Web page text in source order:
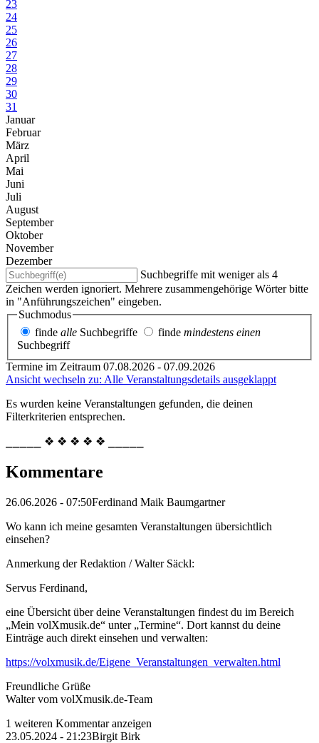
23
24
25
26
27
28
29
30
31
Januar
Februar
März
April
Mai
Juni
Juli
August
September
Oktober
November
Dezember
Suchbegriffe mit weniger als 4
Zeichen werden ignoriert. Mehrere zusammengehörige Wörter bitte
in "Anführungszeichen" eingeben.
Suchmodus
finde alle Suchbegriffe finde mindestens einen
Suchbegriff
Termine im Zeitraum 07.08.2026 - 07.09.2026
Ansicht wechseln zu: Alle Veranstaltungsdetails ausgeklappt
Es wurden keine Veranstaltungen gefunden, die deinen
Filterkriterien entsprechen.
⎯⎯⎯⎯⎯ ❖ ❖ ❖ ❖ ❖ ⎯⎯⎯⎯⎯
Kommentare
26.06.2026 - 07:50Ferdinand Maik Baumgartner
Wo kann ich meine gesamten Veranstaltungen übersichtlich
einsehen?
Anmerkung der Redaktion /Walter Säckl:
Servus Ferdinand,
eine Übersicht über deine Veranstaltungen findest du im Bereich
„Mein volXmusik.de“ unter „Termine“. Dort kannst du deine
Einträge auch direkt einsehen und verwalten:
https://volxmusik.de/Eigene_Veranstaltungen_verwalten.html
Freundliche Grüße
Walter vom volXmusik.de-Team
1 weiteren Kommentar anzeigen
23.05.2024 - 21:23Birgit Birk